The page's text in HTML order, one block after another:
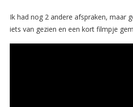
Ik had nog 2 andere afspraken, maar
iets van gezien en een kort filmpje